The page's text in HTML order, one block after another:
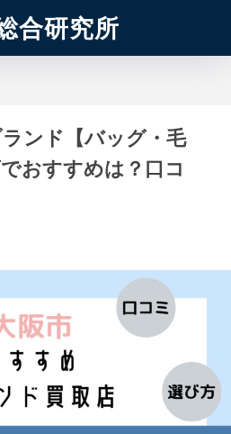
合研究所
ンド【バッグ・毛
おすすめは？口コ